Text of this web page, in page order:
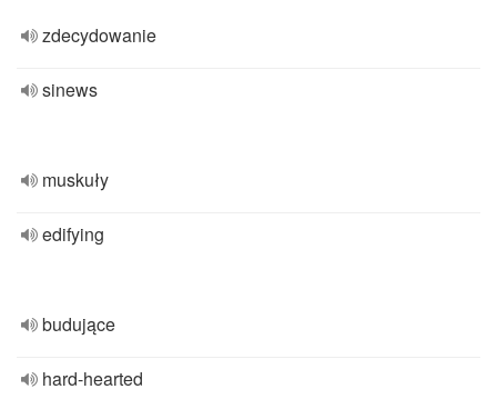
zdecydowanie
sinews
muskuły
edifying
budujące
hard-hearted